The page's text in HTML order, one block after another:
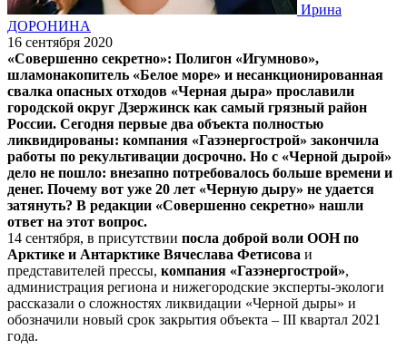
Ирина
ДОРОНИНА
16 сентября 2020
«Совершенно секретно»: Полигон «Игумново»,
шламонакопитель «Белое море» и несанкционированная
свалка опасных отходов «Черная дыра» прославили
городской округ Дзержинск как самый грязный район
России. Сегодня первые два объекта полностью
ликвидированы: компания «Газэнергострой» закончила
работы по рекультивации досрочно. Но с «Черной дырой»
дело не пошло: внезапно потребовалось больше времени и
денег. Почему вот уже 20 лет «Черную дыру» не удается
затянуть? В редакции «Совершенно секретно» нашли
ответ на этот вопрос.
14 сентября, в присутствии посла доброй воли ООН по
Арктике и Антарктике Вячеслава Фетисова и
представителей прессы, компания «Газэнергострой»,
администрация региона и нижегородские эксперты-экологи
рассказали о сложностях ликвидации «Черной дыры» и
обозначили новый срок закрытия объекта – III квартал 2021
года.